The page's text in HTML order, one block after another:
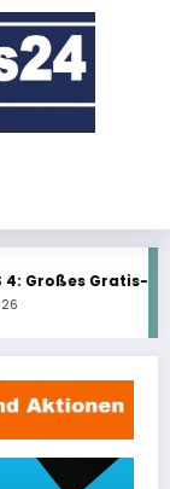
Überblick TFDi